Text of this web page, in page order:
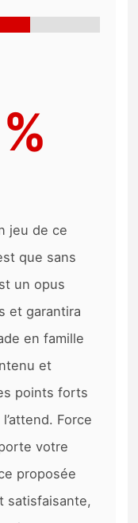
%
jeu de ce
que sans
un opus
et garantira
en famille
et
points forts
Force
votre
proposée
satisfaisante,